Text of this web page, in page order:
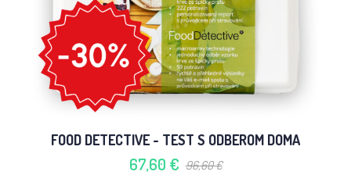
FOOD DETECTIVE - TEST S ODBEROM DOMA
67,60 € 96,60 €